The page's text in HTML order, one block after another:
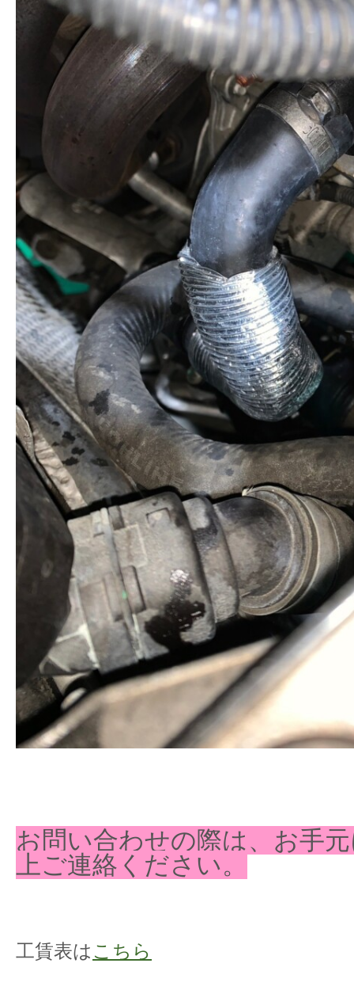
お問い合わせの際は、お手
上ご連絡ください。
工賃表は こちら